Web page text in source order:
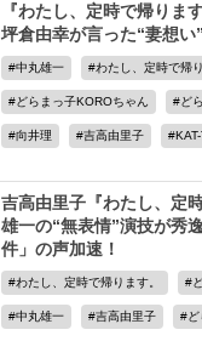
『わたし、定時で帰りま
坪倉由幸が言った“妻想い
中丸雄一 わたし、定時で帰り
どらまっ子KOROちゃん ど
向井理 吉高由里子
吉高由里子『わたし、定
雄一の“無表情”演技が
件」の声加速！
わたし、定時で帰ります。
中丸雄一 吉高由里子